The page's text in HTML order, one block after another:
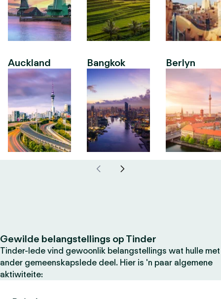
Auckland Bangkok Berlyn
Gewilde belangstellings op Tinder
Tinder-lede vind gewoonlik belangstellings wat hulle met
ander gemeenskapslede deel. Hier is 'n paar algemene
aktiwiteite: